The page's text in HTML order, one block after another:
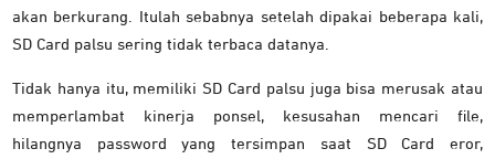
akan berkurang. Itulah sebabnya setelah dipakai beberapa kali,
SD Card palsu sering tidak terbaca datanya.
Tidak hanya itu, memiliki SD Card palsu juga bisa merusak atau
memperlambat kinerja ponsel, kesusahan mencari file,
hilangnya password yang tersimpan saat SD Card eror,